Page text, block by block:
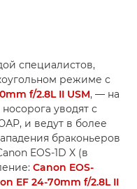
специалистов,
режиме с
f/2.8L II USM, — на
уводят с
и ведут в более
браконьеров
EOS-1D X (в
Canon EOS-
EF 24-70mm f/2.8L II